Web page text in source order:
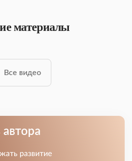
материалы
Все видео
развитие